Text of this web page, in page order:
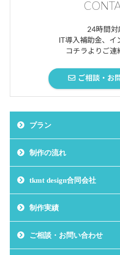
24時間対
IT導入補助金、
コチラよりご連
ご相談・お
プラン
制作の流れ
tkmt design合同会社
制作実績
ご相談・お問い合わせ